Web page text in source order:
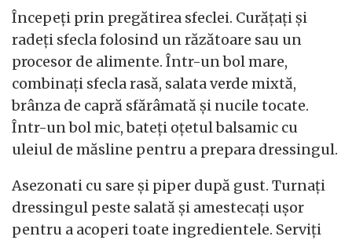
Începeți prin pregătirea sfeclei. Curățați și
radeți sfecla folosind un răzătoare sau un
procesor de alimente. Într-un bol mare,
combinați sfecla rasă, salata verde mixtă,
brânza de capră sfărâmată și nucile tocate.
Într-un bol mic, bateți oțetul balsamic cu
uleiul de măsline pentru a prepara dressingul.
Asezonati cu sare și piper după gust. Turnați
dressingul peste salată și amestecați ușor
pentru a acoperi toate ingredientele. Serviți